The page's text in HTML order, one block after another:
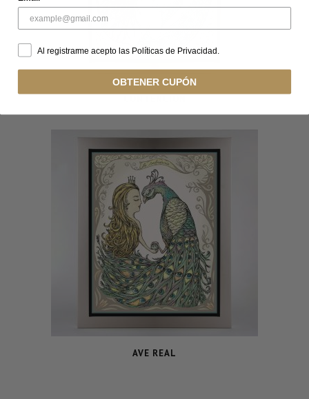
AVE REAL
Al registrarme acepto las Políticas de Privacidad.
OBTENER CUPÓN